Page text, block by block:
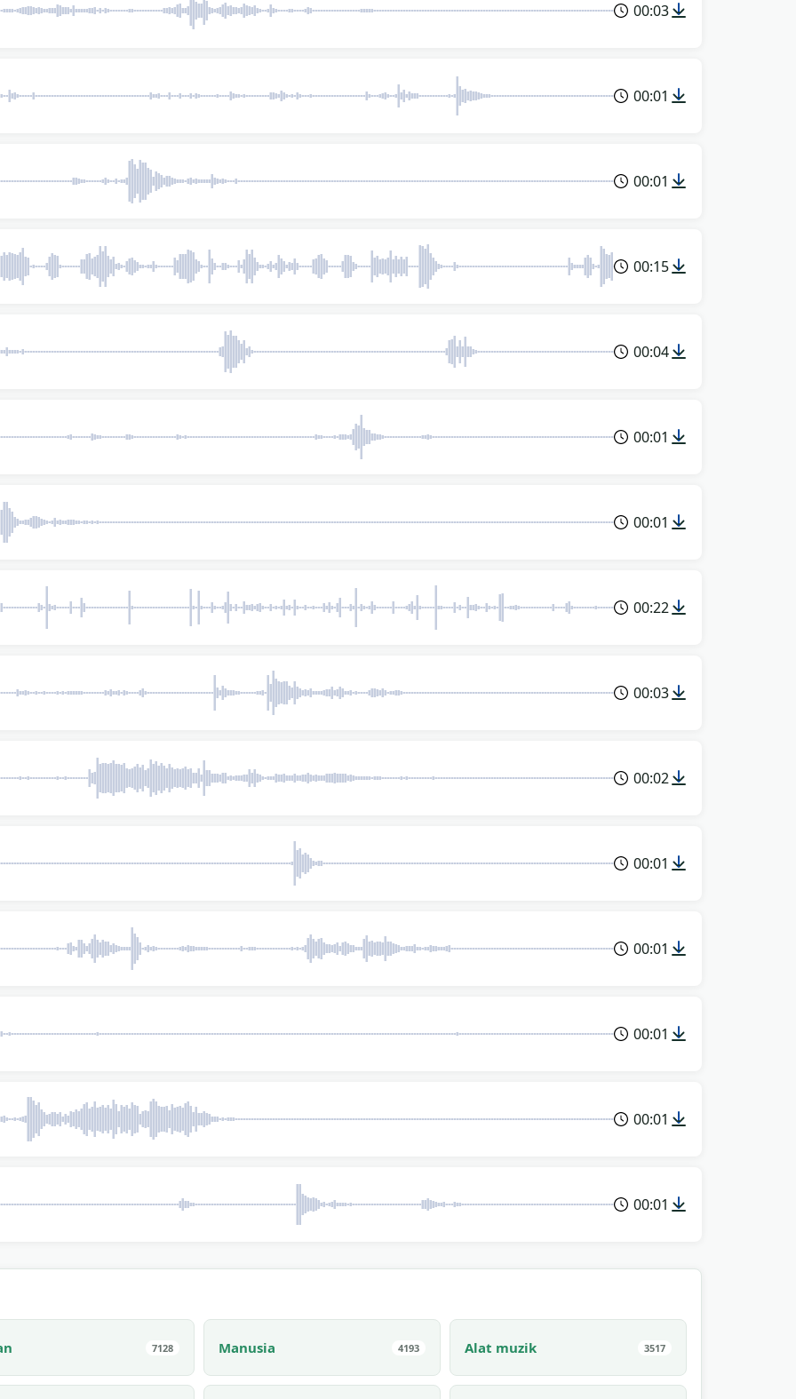
00:03
00:01
00:01
00:15
00:04
00:01
00:01
00:22
00:03
00:02
00:01
00:01
00:01
00:01
00:01
7128 Manusia 4193 Alat muzik 3517